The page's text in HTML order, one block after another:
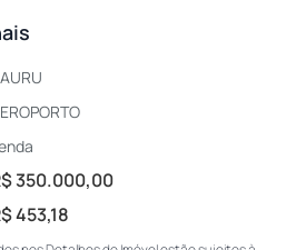
350.000,00
453,18